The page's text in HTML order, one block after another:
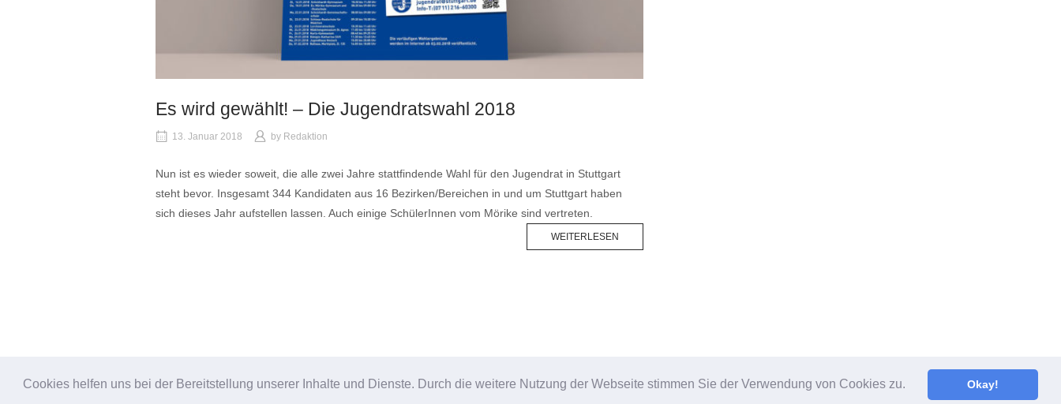
Cookies helfen uns bei der Bereitstellung unserer Inhalte und Dienste. Durch die weitere Nutzung der Webseite stimmen Sie der Verwendung von Cookies zu. Okay!
Es wird gewählt! – Die Jugendratswahl 2018
13. Januar 2018 by Redaktion
Nun ist es wieder soweit, die alle zwei Jahre stattfindende Wahl für den Jugendrat in Stuttgart
steht bevor. Insgesamt 344 Kandidaten aus 16 Bezirken/Bereichen in und um Stuttgart haben
sich dieses Jahr aufstellen lassen. Auch einige SchülerInnen vom Mörike sind vertreten.
WEITERLESEN
Schülerzeitung der Schülerinnen und Schüler des Evangelischen Mörike Stuttgart
Datenschutzerklärung